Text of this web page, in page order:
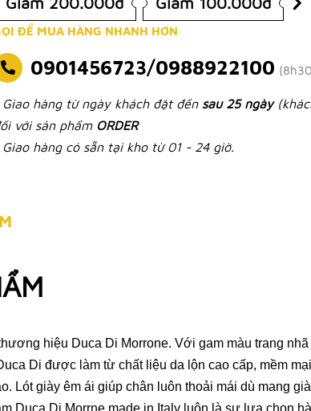
ĐỂ MUA HÀNG NHANH HƠN
0901456723/0988922100
Giao hàng từ ngày khách đặt đến sau 25 ngày
với sản phẩm ORDER
Giao hàng có sẵn tại kho từ 01 - 24 giờ.
hiệu Duca Di Morrone. Với gam màu trang
Di được làm từ chất liệu da lộn cao cấp, mềm
Lót giày êm ái giúp chân luôn thoải mái dù mang
Duca Di Morrne made in Italy luôn là sự lựa chọn